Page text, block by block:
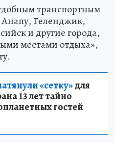
транспортным
Анапу, Геленджик,
и другие города,
местами отдыха»,
«сетку»для
13 лет тайно
гостей